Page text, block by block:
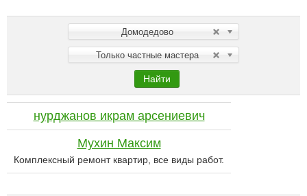
Домодедово
Только частные мастера
Найти
нурджанов икрам арсениевич
Мухин Максим
Комплексный ремонт квартир, все виды работ.